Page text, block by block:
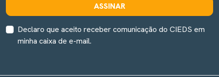
ASSINAR
Declaro que aceito receber comunicação do CIEDS em
minha caixa de e-mail.